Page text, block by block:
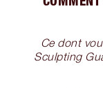
Ce dont
Sculpting